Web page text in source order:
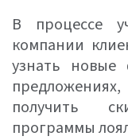
В процессе
компании
узнать
получить
программы